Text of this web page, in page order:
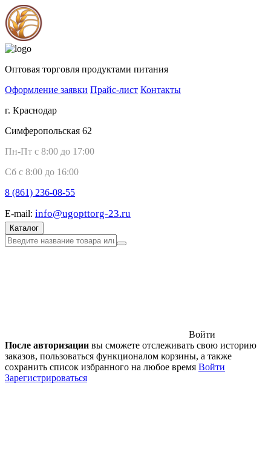
Оптовая торговля продуктами питания
Оформление заявки Прайс-лист Контакты
г. Краснодар
Симферопольская 62
Пн-Пт с 8:00 до 17:00
Сб с 8:00 до 16:00
8 (861) 236-08-55
E-mail: info@ugopttorg-23.ru
Каталог
Войти
После авторизации вы сможете отслеживать свою историю
заказов, пользоваться функционалом корзины, а также
сохранить список избранного на любое время Войти
Зарегистрироваться